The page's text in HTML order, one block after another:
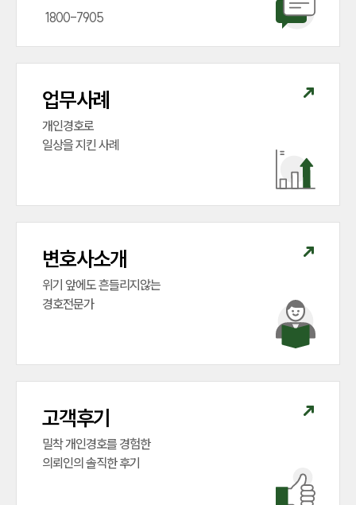
1800-7905
업무사례
개인경호로
일상을 지킨 사례
변호사소개
위기 앞에도 흔들리지않는
경호전문가
고객후기
밀착 개인경호를 경험한
의뢰인의 솔직한 후기